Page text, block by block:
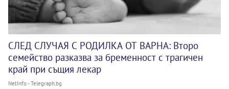
СЛЕД СЛУЧАЯ С РОДИЛКА ОТ ВАРНА: Второ
семейство разказва за бременност с трагичен
край при същия лекар
NetInfo - Telegraph.bg